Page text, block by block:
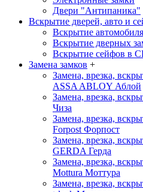
Двери "Антипаника"
Вскрытие дверей, авто и
Вскрытие
Вскрытие дверных
Вскрытие сейфов в
Замена замков +
Замена, врезка,
ASSA ABLOY Аблой
Замена, врезка,
Чиза
Замена, врезка,
Forpost Форпост
Замена, врезка,
GERDA Герда
Замена, врезка,
Mottura Моттура
Замена, врезка,